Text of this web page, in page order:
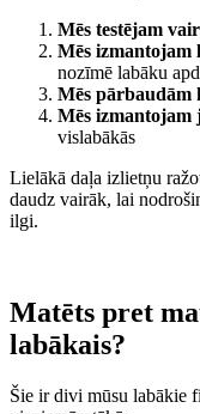
Mēs testējam
Mēs izmantojam
nozīmē labāku
Mēs pārbaudām
Mēs izmantojam
vislabākās
Lielākā daļa izlietņu
daudz vairāk, lai
ilgi.
Matēts pret
labākais?
Šie ir divi mūsu labākie